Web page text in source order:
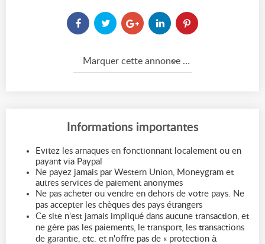
Marquer cette annonce comme...
Informations importantes
Evitez les arnaques en fonctionnant localement ou en
payant via Paypal
Ne payez jamais par Western Union, Moneygram et
autres services de paiement anonymes
Ne pas acheter ou vendre en dehors de votre pays. Ne
pas accepter les chèques des pays étrangers
Ce site n'est jamais impliqué dans aucune transaction, et
ne gère pas les paiements, le transport, les transactions
de garantie, etc. et n'offre pas de « protection à